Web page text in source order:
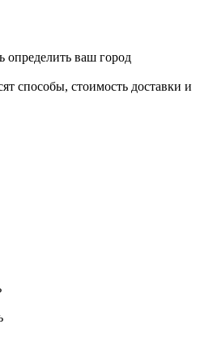
определить ваш город
способы, стоимость доставки и